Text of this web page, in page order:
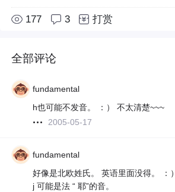
177 3 打赏
全部评论
fundamental
h也可能不发音。 ：） 不太清楚~~~
2005-05-17
fundamental
好像是北欧姓氏。 英语里面没得。 ：）
j 可能是法 “ 耶”的音。